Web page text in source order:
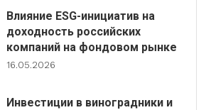
Влияние ESG-инициатив на
доходность российских
компаний на фондовом рынке
16.05.2026
Инвестиции в виноградники и